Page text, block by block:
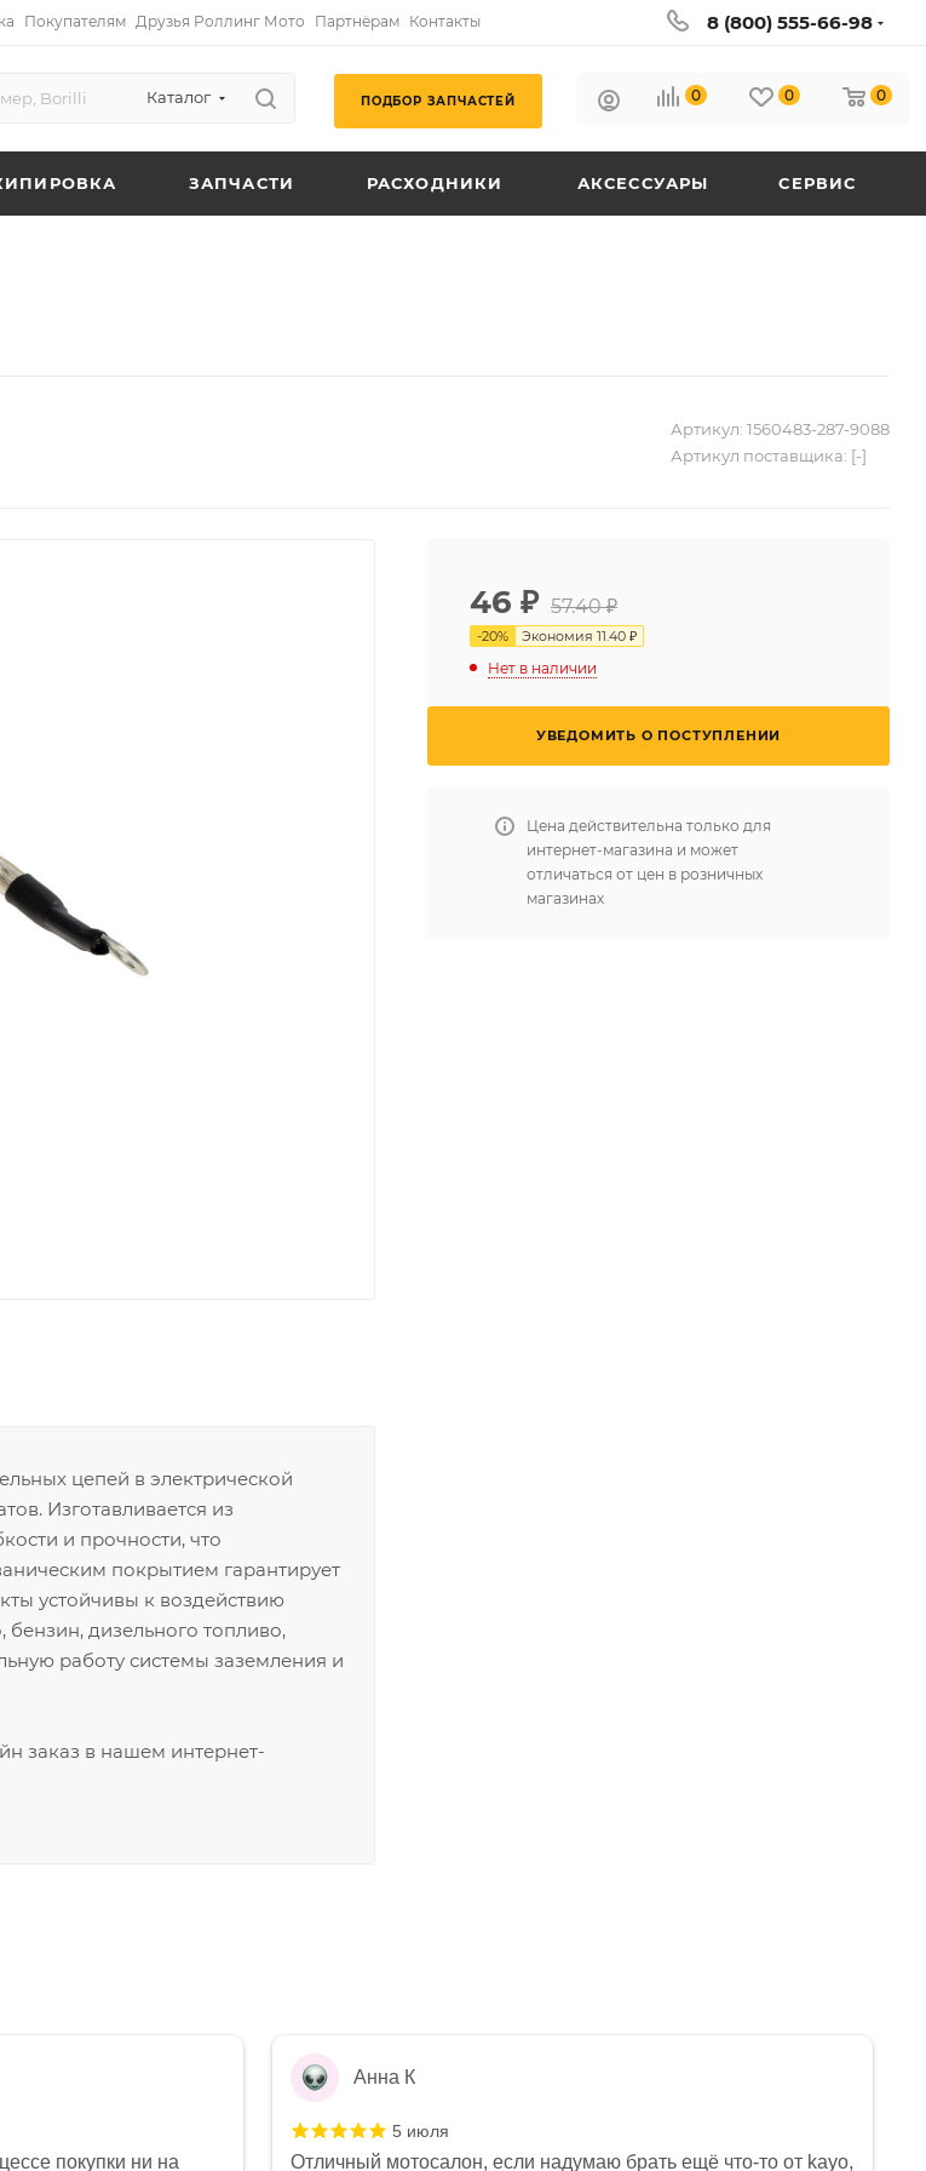
Покупателям Друзья Роллинг Мото Партнёрам Контакты 8 (800) 555-66-98
Каталог ПОДБОР ЗАПЧАСТЕЙ 0 0 0
ЗАПЧАСТИ РАСХОДНИКИ АКСЕССУАРЫ СЕРВИС
Артикул: 1560483-287-9088
Артикул поставщика: [-]
цепей в электрической
Изготавливается из
и прочности, что
покрытием гарантирует
устойчивы к воздействию
бензин, дизельного топливо,
работу системы заземления и
заказ в нашем интернет-
46 ₽ 57.40 ₽
-20% Экономия 11.40 ₽
Нет в наличии
УВЕДОМИТЬ О ПОСТУПЛЕНИИ
Цена действительна только для
интернет-магазина и может
отличаться от цен в розничных
магазинах
покупки ни на
Анна К
5 июля
Отличный мотосалон, если надумаю брать ещё что-то от kayo,